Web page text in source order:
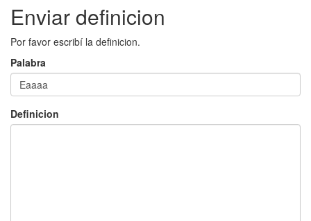
Enviar definicion
Por favor escribí la definicion.
Palabra
Definicion